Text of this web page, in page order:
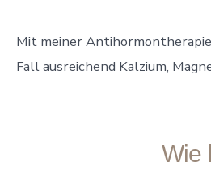
Mit meiner Antihormontherapie
Fall ausreichend Kalzium,
Wie